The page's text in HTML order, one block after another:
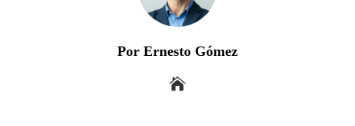
Por Ernesto Gómez